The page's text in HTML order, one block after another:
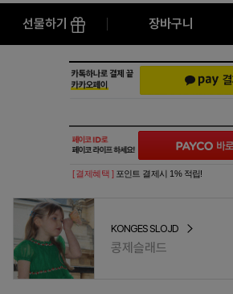
선물하기 장바구니
[ 결제혜택 ] 포인트 결제시 1% 적립!
KONGES SLOJD
콩제슬래드